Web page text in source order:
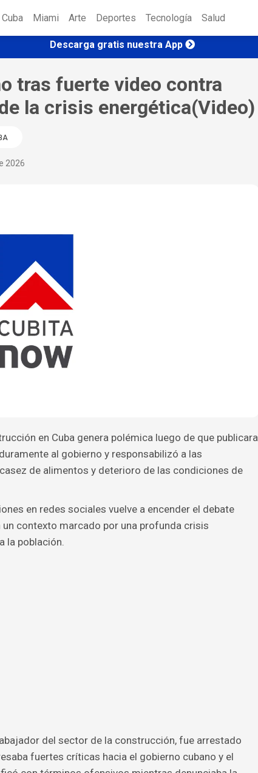
Cuba Miami Arte Deportes Tecnología Salud
Descarga gratis nuestra App
tras fuerte video contra
la crisis energética(Video)
2026
en Cuba genera polémica luego de que publicara
al gobierno y responsabilizó a las
de alimentos y deterioro de las condiciones de
en redes sociales vuelve a encender el debate
un contexto marcado por una profunda crisis
la población.
del sector de la construcción, fue arrestado
fuertes críticas hacia el gobierno cubano y el